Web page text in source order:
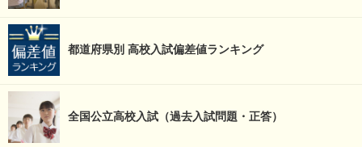
都道府県別 高校入試偏差値ランキング
全国公立高校入試（過去入試問題・正答）